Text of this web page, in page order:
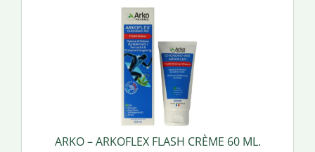
ARKO – ARKOFLEX FLASH CRÈME 60 ML.